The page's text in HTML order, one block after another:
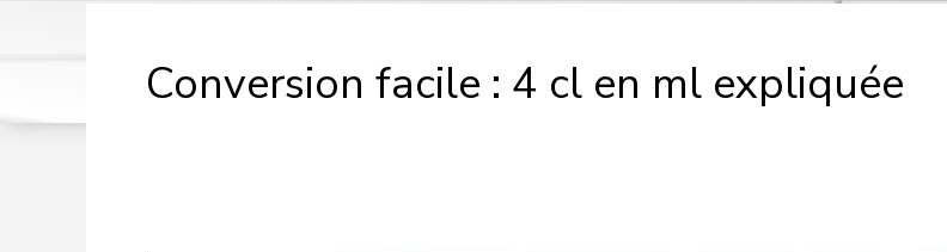
Conversion facile : 4 cl en ml expliquée